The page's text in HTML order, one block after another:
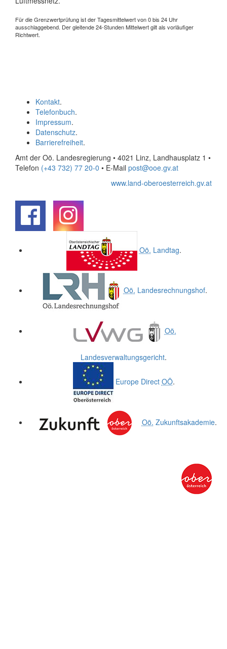
Für die Grenzwertprüfung ist der Tagesmittelwert von 0 bis 24 Uhr
ausschlaggebend. Der gleitende 24-Stunden Mittelwert gilt als vorläufiger
Richtwert.
Kontakt.
Telefonbuch.
Impressum.
Datenschutz.
Barrierefreiheit.
Amt der Oö. Landesregierung • 4021 Linz, Landhausplatz 1 •
Telefon (+43 732) 77 20-0 • E-Mail post@ooe.gv.at
www.land-oberoesterreich.gv.at
Oö. Landtag.
Oö. Landesrechnungshof.
Oö.
Landesverwaltungsgericht.
Europe Direct OÖ.
Oö. Zukunftsakademie.